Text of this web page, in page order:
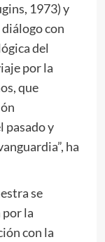
1973) y
con
del
por la
que
pasado y
ha
se
por la
con la